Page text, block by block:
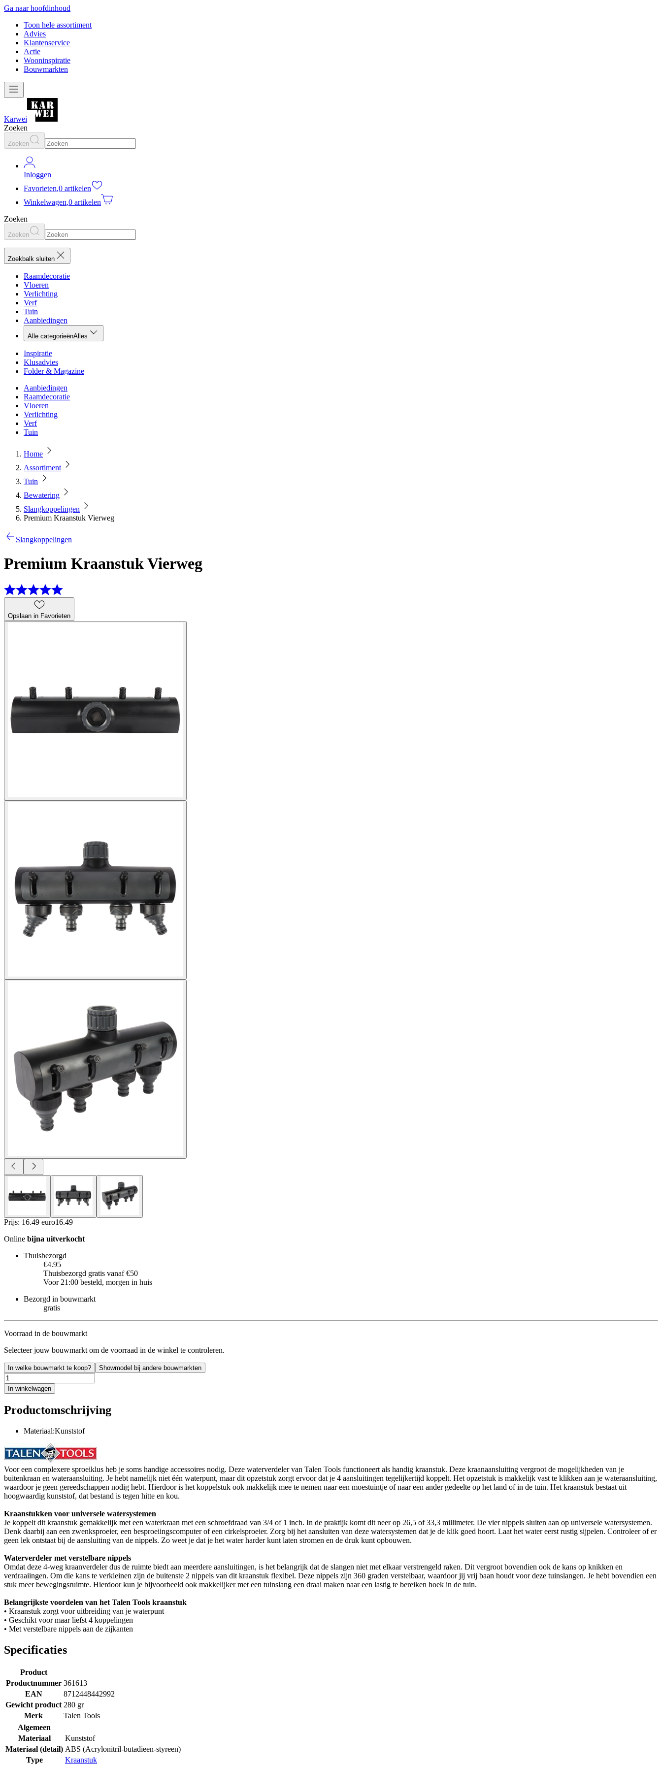
Ga naar hoofdinhoud
Toon hele assortiment
Advies
Klantenservice
Actie
Wooninspiratie
Bouwmarkten
Karwei
Zoeken
Zoeken
Inloggen
Favorieten,0 artikelen
Winkelwagen,0 artikelen
Zoeken
Zoeken
Zoekbalk sluiten
Raamdecoratie
Vloeren
Verlichting
Verf
Tuin
Aanbiedingen
Alle categorieënAlles
Inspiratie
Klusadvies
Folder & Magazine
Aanbiedingen
Raamdecoratie
Vloeren
Verlichting
Verf
Tuin
Home
Assortiment
Tuin
Bewatering
Slangkoppelingen
Premium Kraanstuk Vierweg
Slangkoppelingen
Premium Kraanstuk Vierweg
Opslaan in Favorieten
Prijs: 16.49 euro16.49
Online bijna uitverkocht
Thuisbezorgd
€4.95
Thuisbezorgd gratis vanaf €50
Voor 21:00 besteld, morgen in huis
Bezorgd in bouwmarkt
gratis
Voorraad in de bouwmarkt
Selecteer jouw bouwmarkt om de voorraad in de winkel te controleren.
In welke bouwmarkt te koop? Showmodel bij andere bouwmarkten
In winkelwagen
Productomschrijving
Materiaal:Kunststof
Voor een complexere sproeiklus heb je soms handige accessoires nodig. Deze waterverdeler van Talen Tools functioneert als handig kraanstuk. Deze kraanaansluiting vergroot de mogelijkheden van je
buitenkraan en wateraansluiting. Je hebt namelijk niet één waterpunt, maar dit opzetstuk zorgt ervoor dat je 4 aansluitingen tegelijkertijd koppelt. Het opzetstuk is makkelijk vast te klikken aan je wateraansluiting,
waardoor je geen gereedschappen nodig hebt. Hierdoor is het koppelstuk ook makkelijk mee te nemen naar een moestuintje of naar een ander gedeelte op het land of in de tuin. Het kraanstuk bestaat uit
hoogwaardig kunststof, dat bestand is tegen hitte en kou.
Kraanstukken voor universele watersystemen
Je koppelt dit kraanstuk gemakkelijk met een waterkraan met een schroefdraad van 3/4 of 1 inch. In de praktijk komt dit neer op 26,5 of 33,3 millimeter. De vier nippels sluiten aan op universele watersystemen.
Denk daarbij aan een zwenksproeier, een besproeiingscomputer of een cirkelsproeier. Zorg bij het aansluiten van deze watersystemen dat je de klik goed hoort. Laat het water eerst rustig sijpelen. Controleer of er
geen lek ontstaat bij de aansluiting van de nippels. Zo weet je dat je het water harder kunt laten stromen en de druk kunt opbouwen.
Waterverdeler met verstelbare nippels
Omdat deze 4-weg kraanverdeler dus de ruimte biedt aan meerdere aansluitingen, is het belangrijk dat de slangen niet met elkaar verstrengeld raken. Dit vergroot bovendien ook de kans op knikken en
verdraaiingen. Om die kans te verkleinen zijn de buitenste 2 nippels van dit kraanstuk flexibel. Deze nippels zijn 360 graden verstelbaar, waardoor jij vrij baan houdt voor deze tuinslangen. Je hebt bovendien een
stuk meer bewegingsruimte. Hierdoor kun je bijvoorbeeld ook makkelijker met een tuinslang een draai maken naar een lastig te bereiken hoek in de tuin.
Belangrijkste voordelen van het Talen Tools kraanstuk
• Kraanstuk zorgt voor uitbreiding van je waterpunt
• Geschikt voor maar liefst 4 koppelingen
• Met verstelbare nippels aan de zijkanten
Specificaties
Product
Productnummer 361613
EAN
8712448442992
Gewicht product 280 gr
Merk
Talen Tools
Algemeen
Materiaal
Kunststof
Materiaal (detail) ABS (Acrylonitril-butadieen-styreen)
Type
Kraanstuk